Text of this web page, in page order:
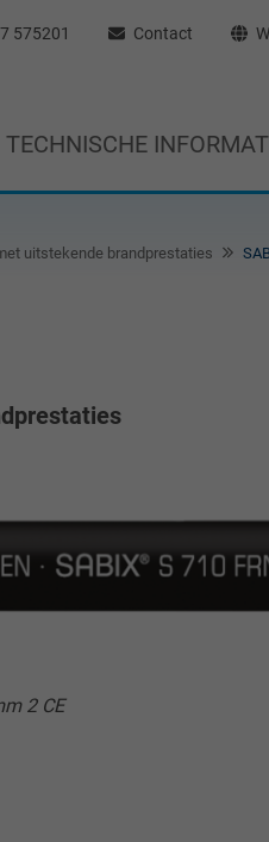
575201 Contact
TECHNISCHE
uitstekende brandprestaties
2 CE